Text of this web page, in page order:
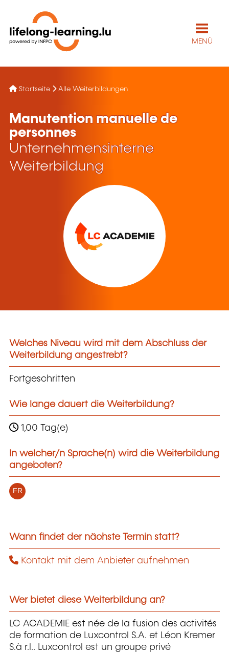
MENÜ
Startseite Alle Weiterbildungen
Manutention manuelle de
personnes
Unternehmensinterne
Weiterbildung
Welches Niveau wird mit dem Abschluss der
Weiterbildung angestrebt?
Fortgeschritten
Wie lange dauert die Weiterbildung?
1,00 Tag(e)
In welcher/n Sprache(n) wird die Weiterbildung
angeboten?
FR
Wann findet der nächste Termin statt?
Kontakt mit dem Anbieter aufnehmen
Wer bietet diese Weiterbildung an?
LC ACADEMIE est née de la fusion des activités
de formation de Luxcontrol S.A. et Léon Kremer
S.à r.l.. Luxcontrol est un groupe privé